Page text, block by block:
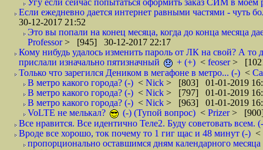
Угу если сейчас попытаться оформить заказ СИМ в моём
Если ежедневно дается интернет равными частями - чуть
30-12-2017 21:52
Это вы попали на конец месяца, когда до конца месяца
Professor> [945] 30-12-2017 22:17
Кому нибудь удалось изменить пароль от ЛК на свой? А то
прислали изначально пятизначный
+ (+) < feoser>
Только что зарегился Деником в мегафоне в метро... (-) <
В метро какого города? (-) < Nick > [803] 01-01-2019
В метро какого города? (-) < Nick > [797] 01-01-2019
В метро какого города? (-) < Nick > [963] 01-01-2019
VoLTE не мелькал?
(-) (Тупой вопрос) < Prizer>
Все нравится. Все идентично Теле2. Буду советовать всем.
Вроде все хорошо, ток почему то 1 гиг щас и 48 минут (-) <
пропорционально оставшимся дням календарного